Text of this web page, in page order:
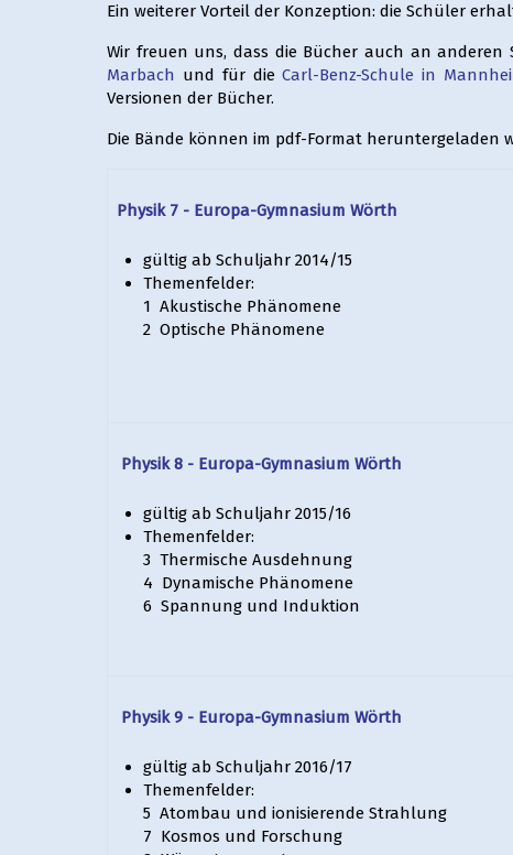
Ein weiterer Vorteil der Konzeption: die Schüler
Wir freuen uns, dass die Bücher auch an anderen
Marbach und für dieCarl-Benz-Schule in
Versionen der Bücher.
Die Bände können im pdf-Format heruntergeladen
Physik 7 - Europa-Gymnasium Wörth
gültig ab Schuljahr 2014/15
Themenfelder:
1 Akustische Phänomene
2 Optische Phänomene
Physik 8 - Europa-Gymnasium Wörth
gültig ab Schuljahr 2015/16
Themenfelder:
3 Thermische Ausdehnung
4 Dynamische Phänomene
6 Spannung und Induktion
Physik 9 - Europa-Gymnasium Wörth
gültig ab Schuljahr 2016/17
Themenfelder:
5 Atombau und ionisierende Strahlung
7 Kosmos und Forschung